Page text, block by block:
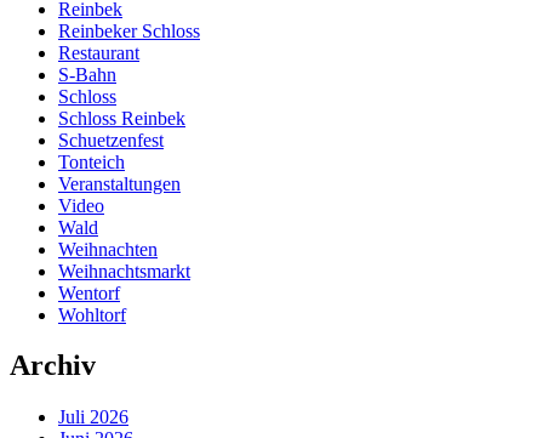
Reinbek
Reinbeker Schloss
Restaurant
S-Bahn
Schloss
Schloss Reinbek
Schuetzenfest
Tonteich
Veranstaltungen
Video
Wald
Weihnachten
Weihnachtsmarkt
Wentorf
Wohltorf
Archiv
Juli 2026